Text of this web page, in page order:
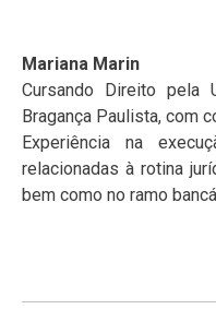
Mariana Marin
Cursando Direito pela
Bragança Paulista, com
Experiência na
relacionadas à rotina
bem como no ramo